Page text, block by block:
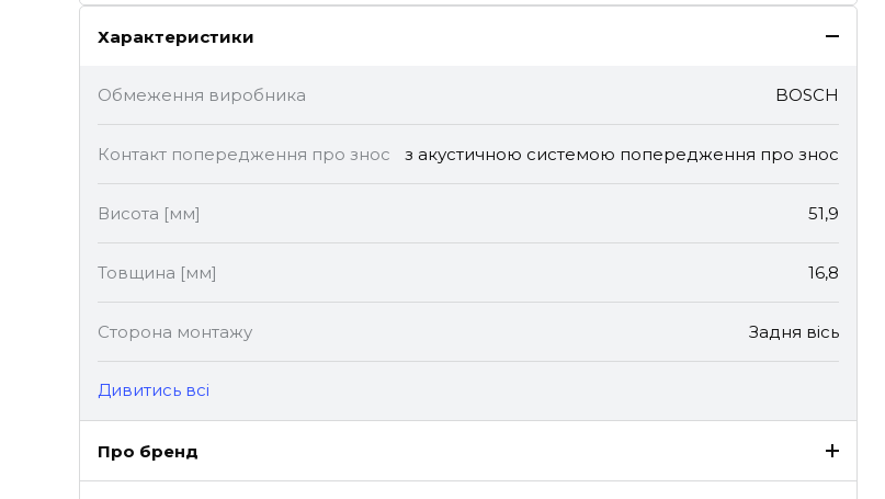
Характеристики
Обмеження виробника BOSCH
Контакт попередження про знос з акустичною системою попередження про знос
Висота [мм] 51,9
Товщина [мм] 16,8
Сторона монтажу Задня вісь
Дивитись всі
Про бренд